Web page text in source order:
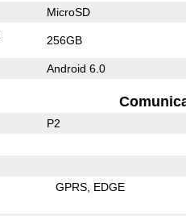
MicroSD
256GB
Android 6.0
P2
GPRS EDGE